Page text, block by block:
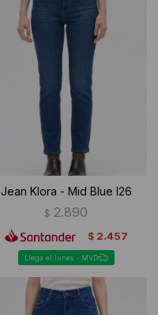
Jean Klora - Mid Blue I26
$ 2.890
$ 2.457
Llega el lunes - MVD